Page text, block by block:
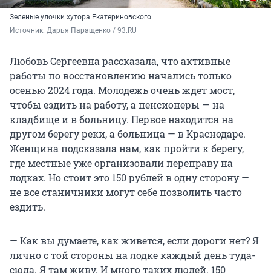
Зеленые улочки хутора Екатериновского
Источник: Дарья Паращенко / 93.RU
Любовь Сергеевна рассказала, что активные
работы по восстановлению начались только
осенью 2024 года. Молодежь очень ждет мост,
чтобы ездить на работу, а пенсионеры — на
кладбище и в больницу. Первое находится на
другом берегу реки, а больница — в Краснодаре.
Женщина подсказала нам, как пройти к берегу,
где местные уже организовали переправу на
лодках. Но стоит это 150 рублей в одну сторону —
не все станичники могут себе позволить часто
ездить.
— Как вы думаете, как живется, если дороги нет? Я
лично с той стороны на лодке каждый день туда-
сюда. Я там живу. И много таких людей. 150